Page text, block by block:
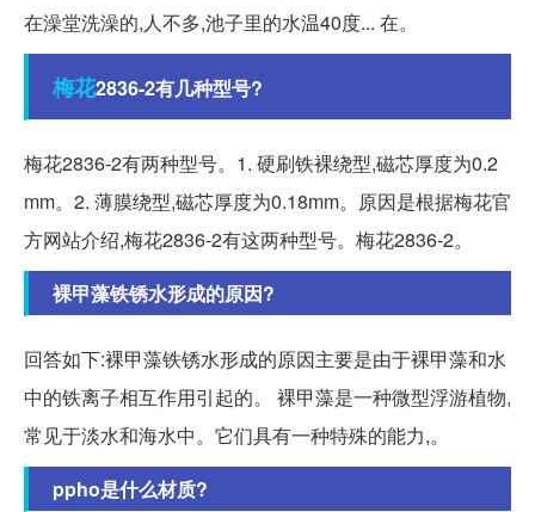
在澡堂洗澡的,人不多,池子里的水温40度... 在。
梅花2836-2有几种型号?
梅花2836-2有两种型号。1. 硬刷铁裸绕型,磁芯厚度为0.2
mm。2. 薄膜绕型,磁芯厚度为0.18mm。原因是根据梅花官
方网站介绍,梅花2836-2有这两种型号。梅花2836-2。
裸甲藻铁锈水形成的原因?
回答如下:裸甲藻铁锈水形成的原因主要是由于裸甲藻和水
中的铁离子相互作用引起的。 裸甲藻是一种微型浮游植物,
常见于淡水和海水中。它们具有一种特殊的能力,。
ppho是什么材质?